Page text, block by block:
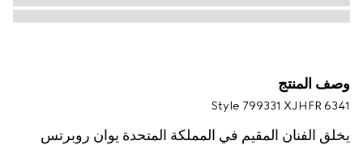
وصف المنتج
Style ‎799331 XJHFR 6341
يخلق الفنان المقيم في المملكة المتحدة يوان روبرتس